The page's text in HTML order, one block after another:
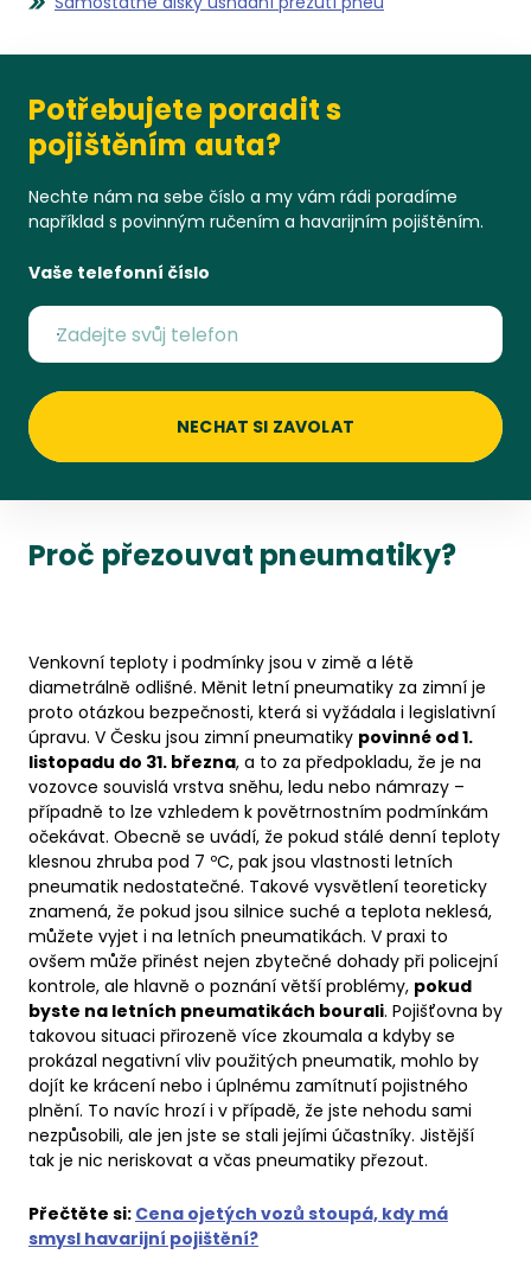
Potřebujete poradit s
pojištěním auta?
Nechte nám na sebe číslo a my vám rádi poradíme
například s povinným ručením a havarijním pojištěním.
Vaše telefonní číslo
NECHAT SI ZAVOLAT
Proč přezouvat pneumatiky?
Venkovní teploty i podmínky jsou v zimě a létě
diametrálně odlišné. Měnit letní pneumatiky za zimní je
proto otázkou bezpečnosti, která si vyžádala i legislativní
úpravu. V Česku jsou zimní pneumatiky povinné od 1.
listopadu do 31. března, a to za předpokladu, že je na
vozovce souvislá vrstva sněhu, ledu nebo námrazy –
případně to lze vzhledem k povětrnostním podmínkám
očekávat. Obecně se uvádí, že pokud stálé denní teploty
klesnou zhruba pod 7 ºC, pak jsou vlastnosti letních
pneumatik nedostatečné. Takové vysvětlení teoreticky
znamená, že pokud jsou silnice suché a teplota neklesá,
můžete vyjet i na letních pneumatikách. V praxi to
ovšem může přinést nejen zbytečné dohady při policejní
kontrole, ale hlavně o poznání větší problémy, pokud
byste na letních pneumatikách bourali. Pojišťovna by
takovou situaci přirozeně více zkoumala a kdyby se
prokázal negativní vliv použitých pneumatik, mohlo by
dojít ke krácení nebo i úplnému zamítnutí pojistného
plnění. To navíc hrozí i v případě, že jste nehodu sami
nezpůsobili, ale jen jste se stali jejími účastníky. Jistější
tak je nic neriskovat a včas pneumatiky přezout.
Přečtěte si: Cena ojetých vozů stoupá, kdy má
smysl havarijní pojištění?